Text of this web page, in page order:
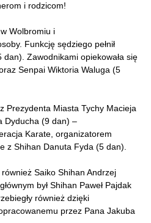
i rodzicom!
Wolbromiu i
Funkcję sędziego pełnił
Zawodnikami opiekowała się
Senpai Wiktoria Waluga (5
Prezydenta Miasta Tychy Macieja
Dyducha (9 dan) –
Karate, organizatorem
z Shihan Danuta Fyda (5 dan).
Saiko Shihan Andrzej
był Shihan Paweł Pajdak
również dzięki
przez Pana Jakuba